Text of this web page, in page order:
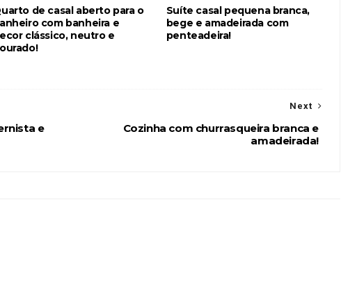
de casal aberto para o
com banheira e
clássico, neutro e
Suíte casal pequena branca,
bege e amadeirada com
penteadeira!
Next
Cozinha com churrasqueira branca e
amadeirada!
e